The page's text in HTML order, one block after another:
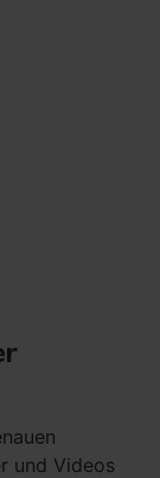
und Videos